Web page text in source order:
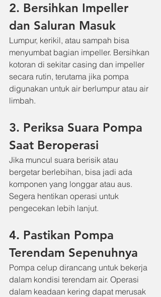
2. Bersihkan Impeller
dan Saluran Masuk
Lumpur, kerikil, atau sampah bisa
menyumbat bagian impeller. Bersihkan
kotoran di sekitar casing dan impeller
secara rutin, terutama jika pompa
digunakan untuk air berlumpur atau air
limbah.
3. Periksa Suara Pompa
Saat Beroperasi
Jika muncul suara berisik atau
bergetar berlebihan, bisa jadi ada
komponen yang longgar atau aus.
Segera hentikan operasi untuk
pengecekan lebih lanjut.
4. Pastikan Pompa
Terendam Sepenuhnya
Pompa celup dirancang untuk bekerja
dalam kondisi terendam air. Operasi
dalam keadaan kering dapat merusak